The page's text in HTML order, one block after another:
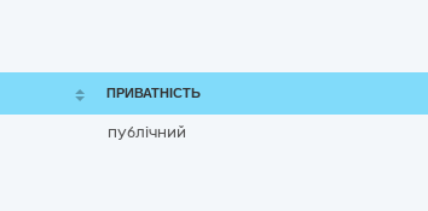
ПРИВАТНІСТЬ
публічний